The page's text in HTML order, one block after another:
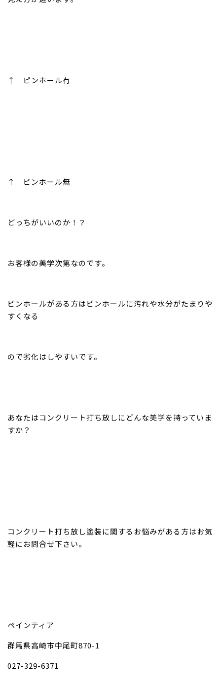
↑ ピンホール有
↑ ピンホール無
どっちがいいのか！？
お客様の美学次第なのです。
ピンホールがある方はピンホールに汚れや水分がたまりや
すくなる
ので劣化はしやすいです。
あなたはコンクリート打ち放しにどんな美学を持っていま
すか？
コンクリート打ち放し塗装に関するお悩みがある方はお気
軽にお問合せ下さい。
ペインティア
群馬県高崎市中尾町870-1
027-329-6371